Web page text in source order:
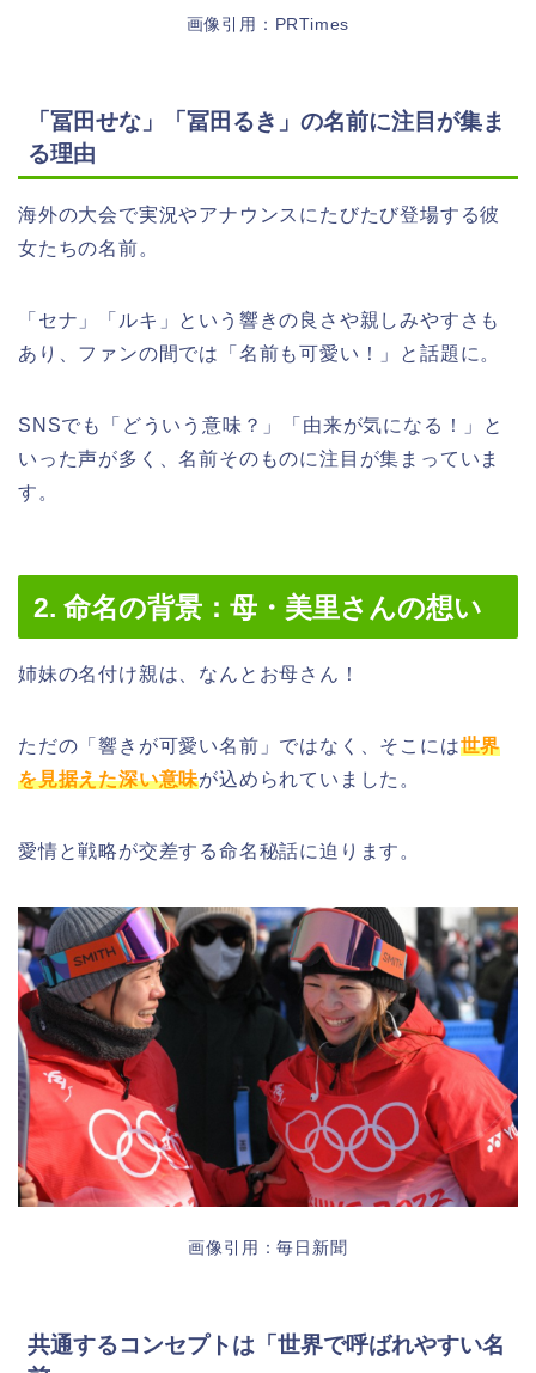
画像引用：PRTimes
「冨田せな」「冨田るき」の名前に注目が集ま
る理由
海外の大会で実況やアナウンスにたびたび登場する彼
女たちの名前。
「セナ」「ルキ」という響きの良さや親しみやすさも
あり、ファンの間では「名前も可愛い！」と話題に。
SNSでも「どういう意味？」「由来が気になる！」と
いった声が多く、名前そのものに注目が集まっていま
す。
2. 命名の背景：母・美里さんの想い
姉妹の名付け親は、なんとお母さん！
ただの「響きが可愛い名前」ではなく、そこには世界
を見据えた深い意味が込められていました。
愛情と戦略が交差する命名秘話に迫ります。
画像引用：毎日新聞
共通するコンセプトは「世界で呼ばれやすい名